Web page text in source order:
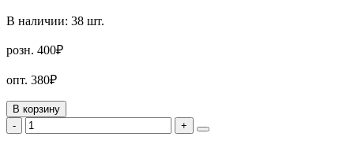
В наличии: 38 шт.
розн. 400₽
опт. 380₽
В корзину
-
+